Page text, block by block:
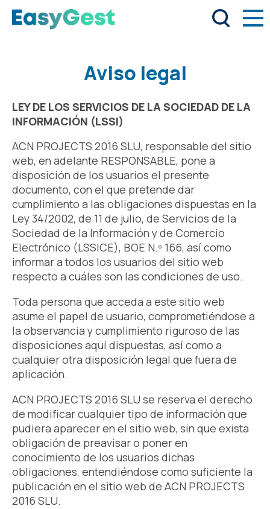
Aviso legal
LEY DE LOS SERVICIOS DE LA SOCIEDAD DE LA
INFORMACIÓN (LSSI)
ACN PROJECTS 2016 SLU, responsable del sitio
web, en adelante RESPONSABLE, pone a
disposición de los usuarios el presente
documento, con el que pretende dar
cumplimiento a las obligaciones dispuestas en la
Ley 34/2002, de 11 de julio, de Servicios de la
Sociedad de la Información y de Comercio
Electrónico (LSSICE), BOE N.º 166, así como
informar a todos los usuarios del sitio web
respecto a cuáles son las condiciones de uso.
Toda persona que acceda a este sitio web
asume el papel de usuario, comprometiéndose a
la observancia y cumplimiento riguroso de las
disposiciones aquí dispuestas, así como a
cualquier otra disposición legal que fuera de
aplicación.
ACN PROJECTS 2016 SLU se reserva el derecho
de modificar cualquier tipo de información que
pudiera aparecer en el sitio web, sin que exista
obligación de preavisar o poner en
conocimiento de los usuarios dichas
obligaciones, entendiéndose como suficiente la
publicación en el sitio web de ACN PROJECTS
2016 SLU.